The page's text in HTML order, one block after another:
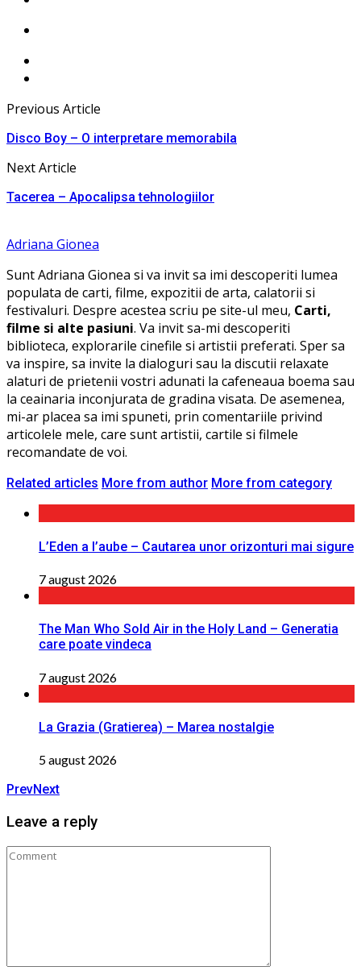
Previous Article
Disco Boy – O interpretare memorabila
Next Article
Tacerea – Apocalipsa tehnologiilor
Adriana Gionea
Sunt Adriana Gionea si va invit sa imi descoperiti lumea
populata de carti, filme, expozitii de arta, calatorii si
festivaluri. Despre acestea scriu pe site-ul meu, Carti,
filme si alte pasiuni. Va invit sa-mi descoperiti
biblioteca, explorarile cinefile si artistii preferati. Sper sa
va inspire, sa invite la dialoguri sau la discutii relaxate
alaturi de prietenii vostri adunati la cafeneaua boema sau
la ceainaria inconjurata de gradina visata. De asemenea,
mi-ar placea sa imi spuneti, prin comentariile privind
articolele mele, care sunt artistii, cartile si filmele
recomandate de voi.
Related articles More from author More from category
L’Eden a I’aube – Cautarea unor orizonturi mai sigure
7 august 2026
The Man Who Sold Air in the Holy Land – Generatia
care poate vindeca
7 august 2026
La Grazia (Gratierea) – Marea nostalgie
5 august 2026
PrevNext
Leave a reply